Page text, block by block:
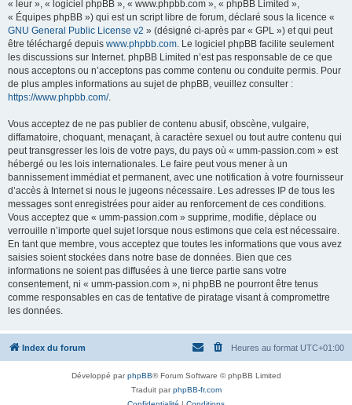
« leur », « logiciel phpBB », « www.phpbb.com », « phpBB Limited »,
« Équipes phpBB ») qui est un script libre de forum, déclaré sous la licence «
GNU General Public License v2 » (désigné ci-après par « GPL ») et qui peut
être téléchargé depuis www.phpbb.com. Le logiciel phpBB facilite seulement
les discussions sur Internet. phpBB Limited n’est pas responsable de ce que
nous acceptons ou n’acceptons pas comme contenu ou conduite permis. Pour
de plus amples informations au sujet de phpBB, veuillez consulter :
https://www.phpbb.com/.
Vous acceptez de ne pas publier de contenu abusif, obscène, vulgaire,
diffamatoire, choquant, menaçant, à caractère sexuel ou tout autre contenu qui
peut transgresser les lois de votre pays, du pays où « umm-passion.com » est
hébergé ou les lois internationales. Le faire peut vous mener à un
bannissement immédiat et permanent, avec une notification à votre fournisseur
d’accès à Internet si nous le jugeons nécessaire. Les adresses IP de tous les
messages sont enregistrées pour aider au renforcement de ces conditions.
Vous acceptez que « umm-passion.com » supprime, modifie, déplace ou
verrouille n’importe quel sujet lorsque nous estimons que cela est nécessaire.
En tant que membre, vous acceptez que toutes les informations que vous avez
saisies soient stockées dans notre base de données. Bien que ces
informations ne soient pas diffusées à une tierce partie sans votre
consentement, ni « umm-passion.com », ni phpBB ne pourront être tenus
comme responsables en cas de tentative de piratage visant à compromettre
les données.
Index du forum Heures au format UTC+01:00
Développé parphpBB® Forum Software © phpBB Limited
Traduit parphpBB-fr.com